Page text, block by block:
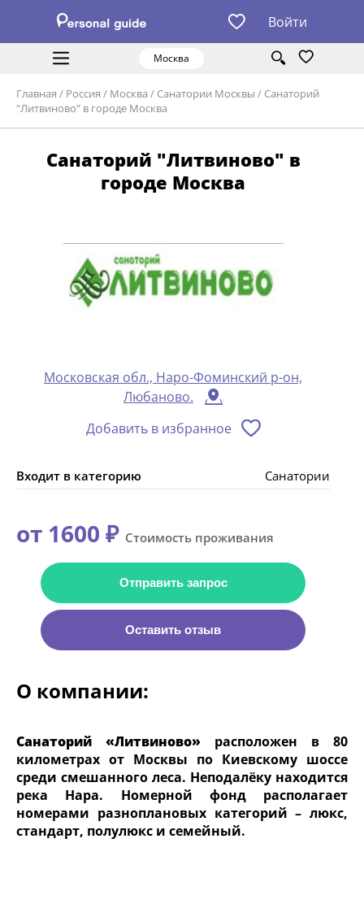
Войти
Москва
Главная / Россия / Москва / Санатории Москвы / Санаторий
"Литвиново" в городе Москва
Санаторий "Литвиново" в
городе Москва
Московская обл., Наро-Фоминский р-он,
Любаново.
Добавить в избранное
Входит в категорию Санатории
от 1600 ₽ Стоимость проживания
Отправить запрос
Оставить отзыв
О компании:
Санаторий «Литвиново» расположен в 80
километрах от Москвы по Киевскому шоссе
среди смешанного леса. Неподалёку находится
река Нара. Номерной фонд располагает
номерами разноплановых категорий – люкс,
стандарт, полулюкс и семейный.